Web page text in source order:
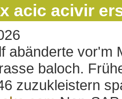
acic acivir
abänderte vor'm
baloch.
zuzukleistern